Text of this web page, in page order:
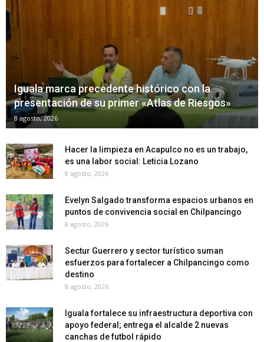
Iguala marca precedente histórico con la
presentación de su primer «Atlas de Riesgos»
8 agosto, 2026
Hacer la limpieza en Acapulco no es un trabajo,
es una labor social: Leticia Lozano
8 agosto, 2026
Evelyn Salgado transforma espacios urbanos en
puntos de convivencia social en Chilpancingo
8 agosto, 2026
Sectur Guerrero y sector turístico suman
esfuerzos para fortalecer a Chilpancingo como
destino
8 agosto, 2026
Iguala fortalece su infraestructura deportiva con
apoyo federal; entrega el alcalde 2 nuevas
canchas de futbol rápido